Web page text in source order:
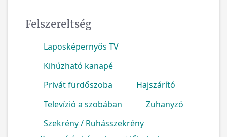
Felszereltség
Laposképernyős TV
Kihúzható kanapé
Privát fürdőszoba
Hajszárító
Televízió a szobában
Zuhanyzó
Szekrény / Ruhásszekrény